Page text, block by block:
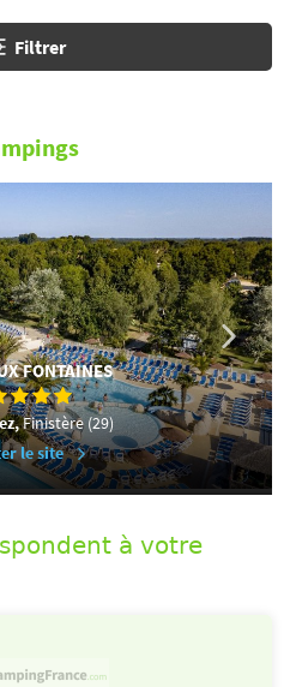
Filtrer
FONTAINES
Finistère (29)
le site
à votre